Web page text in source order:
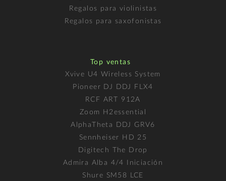
Regalos para violinistas
Regalos para saxofonistas
Top ventas
Xvive U4 Wireless System
Pioneer DJ DDJ FLX4
RCF ART 912A
Zoom H2essential
AlphaTheta DDJ GRV6
Sennheiser HD 25
Digitech The Drop
Admira Alba 4/4 Iniciación
Shure SM58 LCE